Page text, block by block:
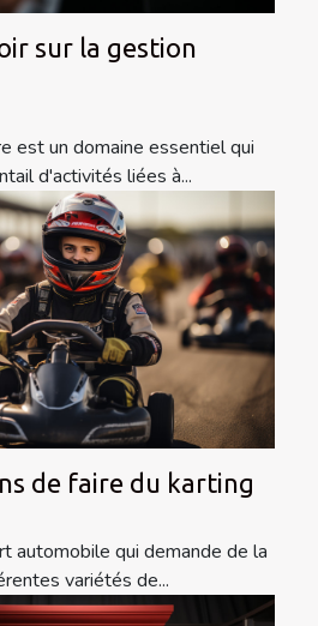
sur la gestion
est un domaine essentiel qui
d'activités liées à...
de faire du karting
automobile qui demande de la
variétés de...